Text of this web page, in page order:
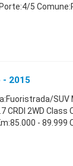
5
- 2015
SUV
2WD Class
- 89.999 Cl